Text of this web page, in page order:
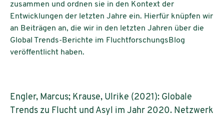
zusammen und ordnen sie in den Kontext der
Entwicklungen der letzten Jahre ein. Hierfür knüpfen wir
an Beiträgen an, die wir in den letzten Jahren über die
Global Trends-Berichte im FluchtforschungsBlog
veröffentlicht haben.
Engler, Marcus; Krause, Ulrike (2021): Globale
Trends zu Flucht und Asyl im Jahr 2020. Netzwerk